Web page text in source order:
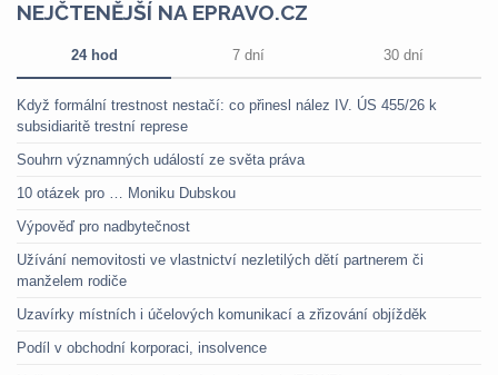
NEJČTENĚJŠÍ NA EPRAVO.CZ
24 hod 7 dní 30 dní
Když formální trestnost nestačí: co přinesl nález IV. ÚS 455/26 k
subsidiaritě trestní represe
Souhrn významných událostí ze světa práva
10 otázek pro … Moniku Dubskou
Výpověď pro nadbytečnost
Užívání nemovitosti ve vlastnictví nezletilých dětí partnerem či
manželem rodiče
Uzavírky místních i účelových komunikací a zřizování objížděk
Podíl v obchodní korporaci, insolvence